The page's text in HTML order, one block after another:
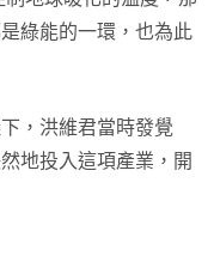
綠能的一環，也為此
，洪維君當時發覺
地投入這項產業，開